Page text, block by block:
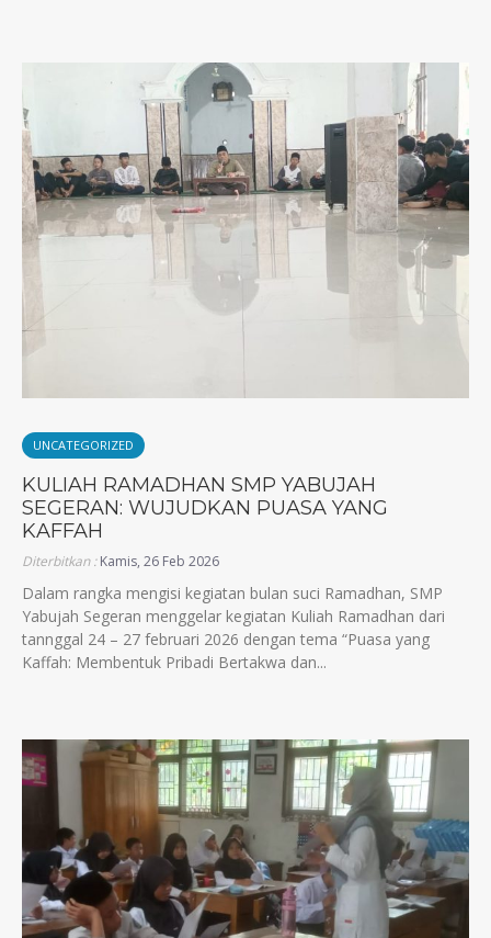
UNCATEGORIZED
KULIAH RAMADHAN SMP YABUJAH
SEGERAN: WUJUDKAN PUASA YANG
KAFFAH
Diterbitkan :Kamis, 26 Feb 2026
Dalam rangka mengisi kegiatan bulan suci Ramadhan, SMP
Yabujah Segeran menggelar kegiatan Kuliah Ramadhan dari
tannggal 24 – 27 februari 2026 dengan tema “Puasa yang
Kaffah: Membentuk Pribadi Bertakwa dan...